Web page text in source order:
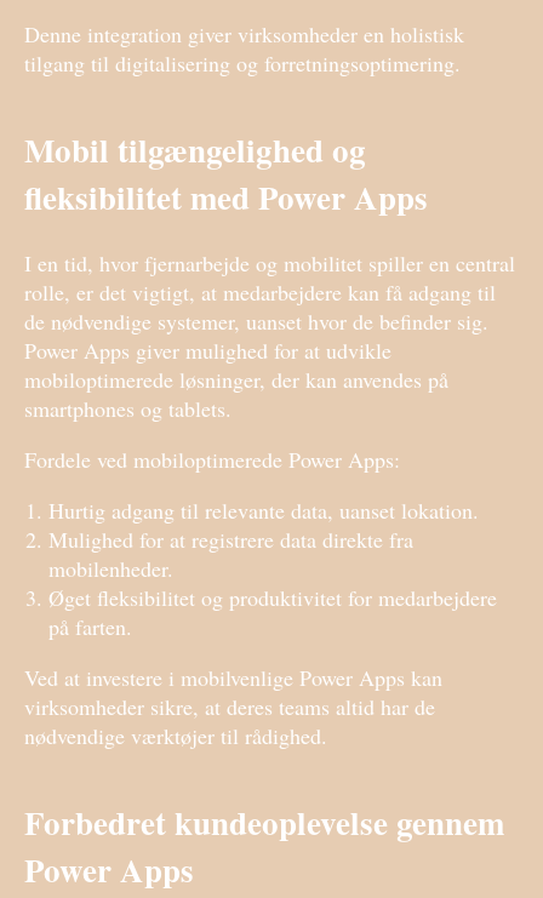
Denne integration giver virksomheder en holistisk
tilgang til digitalisering og forretningsoptimering.
Mobil tilgængelighed og
fleksibilitet med Power Apps
I en tid, hvor fjernarbejde og mobilitet spiller en central
rolle, er det vigtigt, at medarbejdere kan få adgang til
de nødvendige systemer, uanset hvor de befinder sig.
Power Apps giver mulighed for at udvikle
mobiloptimerede løsninger, der kan anvendes på
smartphones og tablets.
Fordele ved mobiloptimerede Power Apps:
Hurtig adgang til relevante data, uanset lokation.
Mulighed for at registrere data direkte fra
mobilenheder.
Øget fleksibilitet og produktivitet for medarbejdere
på farten.
Ved at investere i mobilvenlige Power Apps kan
virksomheder sikre, at deres teams altid har de
nødvendige værktøjer til rådighed.
Forbedret kundeoplevelse gennem
Power Apps